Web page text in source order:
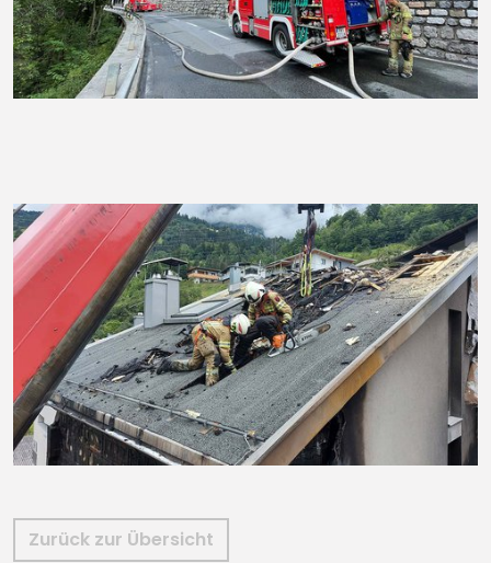
Zurück zur Übersicht